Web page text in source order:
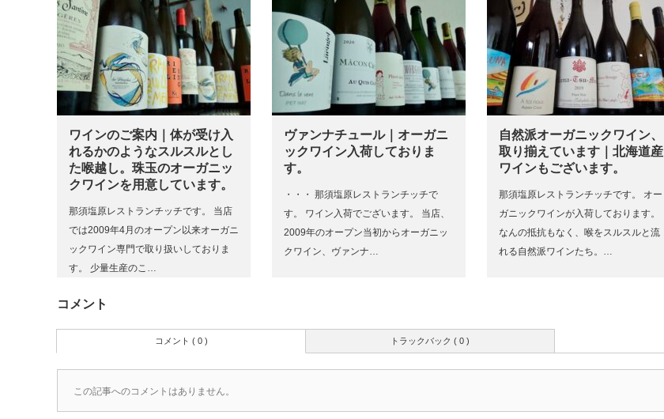
ワインのご案内｜体が受け入
れるかのようなスルスルとし
た喉越し。珠玉のオーガニッ
クワインを用意しています。
那須塩原レストランチッチです。 当店
では2009年4月のオープン以来オーガニ
ックワイン専門で取り扱いしておりま
す。 少量生産のこ…
ヴァンナチュール｜オーガニ
ックワイン入荷しておりま
す。
・・・ 那須塩原レストランチッチで
す。 ワイン入荷でございます。 当店、
2009年のオープン当初からオーガニッ
クワイン、ヴァンナ…
自然派オーガニックワイン、
取り揃えています｜北海道産
ワインもございます。
那須塩原レストランチッチです。 オー
ガニックワインが入荷しております。
なんの抵抗もなく、喉をスルスルと流
れる自然派ワインたち。…
コメント
トラックバック ( 0 )
コメント ( 0 )
この記事へのコメントはありません。